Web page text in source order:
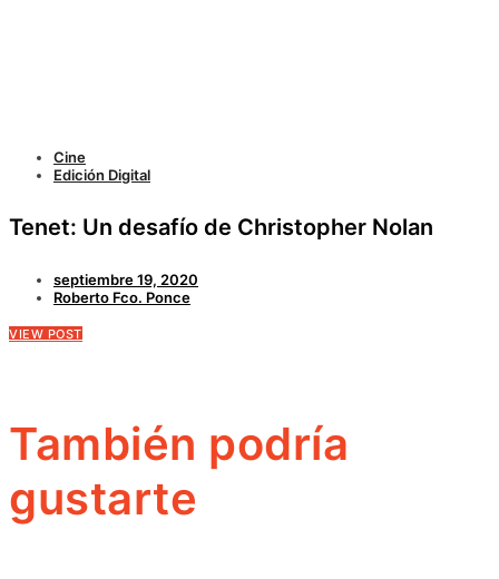
Cine
Edición Digital
Tenet: Un desafío de Christopher Nolan
septiembre 19, 2020
Roberto Fco. Ponce
VIEW POST
También podría
gustarte